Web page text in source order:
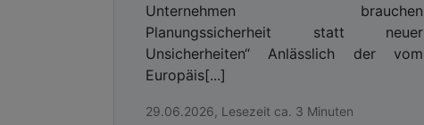
Unternehmen brauchen
Planungssicherheit statt neuer
Unsicherheiten“ Anlässlich der vom
Europäis[...]
29.06.2026, Lesezeit ca. 3 Minuten